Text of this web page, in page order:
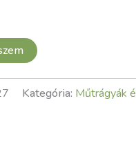
Kategória: Műtrágyák